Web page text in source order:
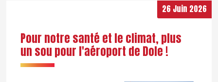
26 Juin 2026
Pour notre santé et le climat, plus
un sou pour l'aéroport de Dole !